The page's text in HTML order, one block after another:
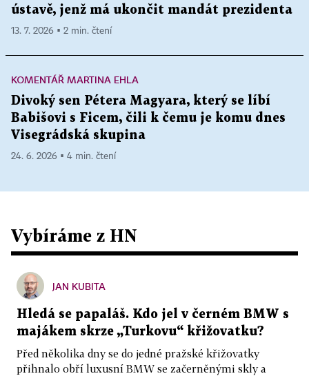
ústavě, jenž má ukončit mandát prezidenta
13. 7. 2026 ▪ 2 min. čtení
KOMENTÁŘ MARTINA EHLA
Divoký sen Pétera Magyara, který se líbí
Babišovi s Ficem, čili k čemu je komu dnes
Visegrádská skupina
24. 6. 2026 ▪ 4 min. čtení
Vybíráme z HN
JAN KUBITA
Hledá se papaláš. Kdo jel v černém BMW s
majákem skrze „Turkovu“ křižovatku?
Před několika dny se do jedné pražské křižovatky
přihnalo obří luxusní BMW se začerněnými skly a